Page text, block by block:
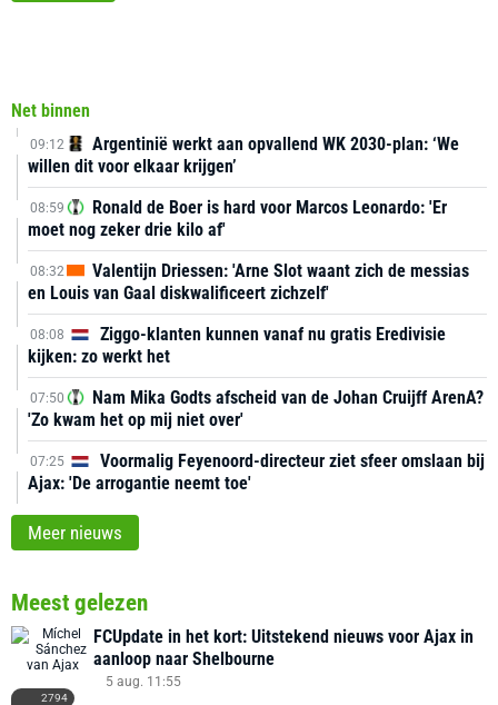
Net binnen
09:12
Argentinië werkt aan opvallend WK 2030-plan: ‘We
willen dit voor elkaar krijgen’
08:59
Ronald de Boer is hard voor Marcos Leonardo: 'Er
moet nog zeker drie kilo af'
08:32
Valentijn Driessen: 'Arne Slot waant zich de messias
en Louis van Gaal diskwalificeert zichzelf'
08:08
Ziggo-klanten kunnen vanaf nu gratis Eredivisie
kijken: zo werkt het
07:50
Nam Mika Godts afscheid van de Johan Cruijff ArenA?
'Zo kwam het op mij niet over'
07:25
Voormalig Feyenoord-directeur ziet sfeer omslaan bij
Ajax: 'De arrogantie neemt toe'
Meer nieuws
Meest gelezen
2794
FCUpdate in het kort: Uitstekend nieuws voor Ajax in
aanloop naar Shelbourne
5 aug. 11:55